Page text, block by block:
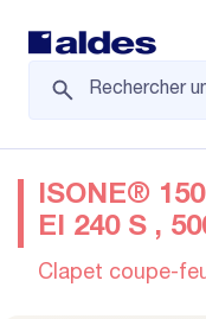
ISONE®
EI 240 S ,
Clapet coupe-